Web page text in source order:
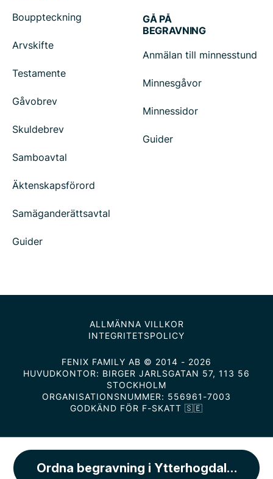
Ordna begravning i Ytterhogdals kyrka
Bouppteckning
Arvskifte
Testamente
Gåvobrev
Skuldebrev
Samboavtal
Äktenskapsförord
Samäganderättsavtal
Guider
GÅ PÅ
BEGRAVNING
Anmälan till minnesstund
Minnesgåvor
Minnessidor
Guider
ALLMÄNNA VILLKOR
INTEGRITETSPOLICY
FENIX FAMILY AB © 2014 - 2026
HUVUDKONTOR: BIRGER JARLSGATAN 57, 113 56
STOCKHOLM
ORGANISATIONSNUMMER: 556961-7003
GODKÄND FÖR F-SKATT 🇸🇪